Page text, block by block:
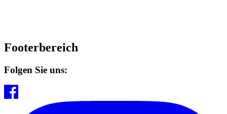
Footerbereich
Folgen Sie uns: